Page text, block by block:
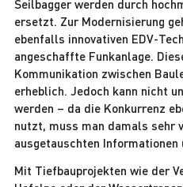
Seilbagger werden durch
ersetzt. Zur Modernisierung
ebenfalls innovativen EDV-
angeschaffte Funkanlage.
Kommunikation zwischen
erheblich. Jedoch kann nicht
werden – da die Konkurrenz
nutzt, muss man damals sehr
ausgetauschten Informationen
Mit Tiefbauprojekten wie der